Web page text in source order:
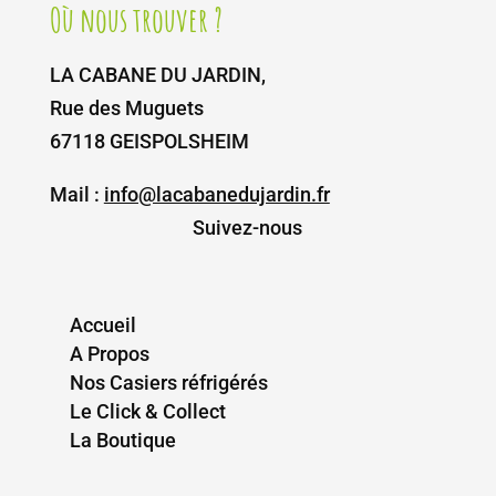
Où nous trouver ?
LA CABANE DU JARDIN,
Rue des Muguets
67118 GEISPOLSHEIM
Mail : info@lacabanedujardin.fr
Suivez-nous
Accueil
A Propos
Nos Casiers réfrigérés
Le Click & Collect
La Boutique